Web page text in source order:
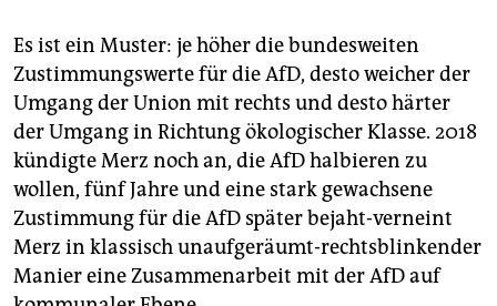
Es ist ein Muster: je höher die bundesweiten
Zustimmungswerte für die AfD, desto weicher der
Umgang der Union mit rechts und desto härter
der Umgang in Richtung ökologischer Klasse. 2018
kündigte Merz noch an, die AfD halbieren zu
wollen, fünf Jahre und eine stark gewachsene
Zustimmung für die AfD später bejaht-verneint
Merz in klassisch unaufgeräumt-rechtsblinkender
Manier eine Zusammenarbeit mit der AfD auf